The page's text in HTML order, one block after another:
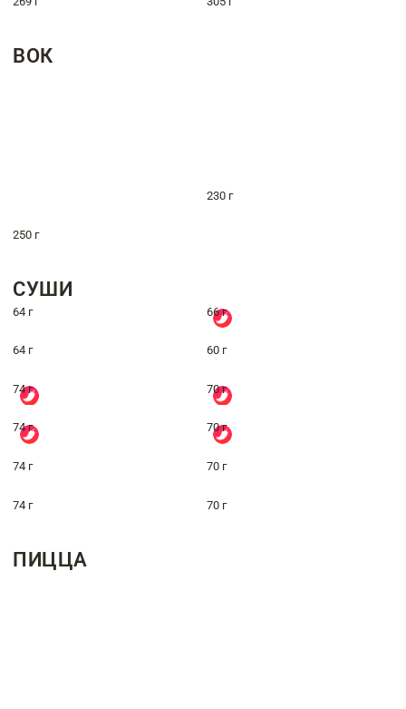
ВОК
230 г
250 г
СУШИ
64 г 66 г
64 г 60 г
74 г 70 г
74 г 70 г
74 г 70 г
74 г 70 г
ПИЦЦА